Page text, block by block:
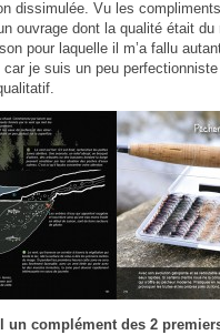
dissimulée. Vu les
ouvrage dont la qualité était
pour laquelle il m’a fallu
je suis un peu
un complément des 2